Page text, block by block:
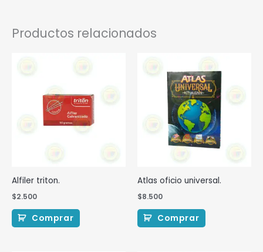
Productos relacionados
Alfiler triton.
$2.500
Comprar
Atlas oficio universal.
$8.500
Comprar